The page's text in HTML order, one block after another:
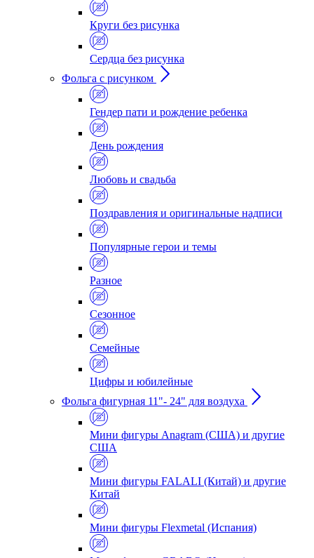
Круги без рисунка
Сердца без рисунка
Фольга с рисунком
Гендер пати и рождение ребенка
День рождения
Любовь и свадьба
Поздравления и оригинальные надписи
Популярные герои и темы
Разное
Сезонное
Семейные
Цифры и юбилейные
Фольга фигурная 11"- 24" для воздуха
Мини фигуры Anagram (США) и другие
США
Мини фигуры FALALI (Китай) и другие
Китай
Мини фигуры Flexmetal (Испания)